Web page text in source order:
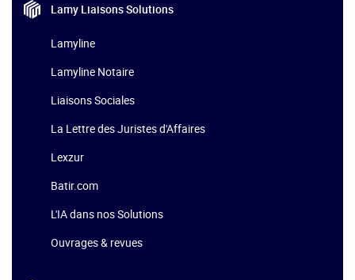
Lamy LiaisonsSolutions
Lamyline
Lamyline Notaire
Liaisons Sociales
La Lettre des Juristes d'Affaires
Lexzur
Batir.com
L'IA dans nos Solutions
Ouvrages & revues